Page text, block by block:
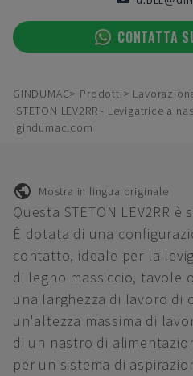
CONTATTA
GINDUMAC Prodotti
STETON LEV2RR - Levigatrice a
gindumac.com
Mostra in lingua originale
Questa STETON LEV2RR
È dotata di una
contatto, ideale per la
di legno massiccio, tavole
una larghezza di lavoro di
un'altezza massima di
di un nastro di
per un sistema di